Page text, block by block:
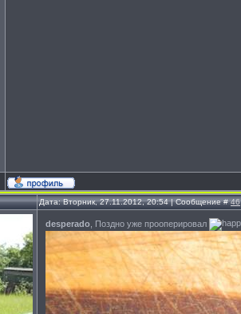
Дата: Вторник, 27.11.2012, 20:54 | Сообщение #46
desperado , Поздно уже прооперировал